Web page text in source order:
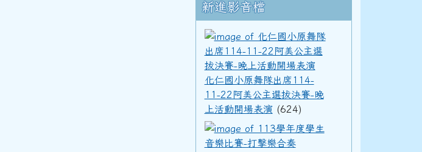
94學年度(95年6月)第36屆教師
92學年度(93年6月)第34屆丁班
新進影音檔
化仁國小原舞隊出席114-
11-22阿美公主選拔決賽-晚
上活動開場表演(624)